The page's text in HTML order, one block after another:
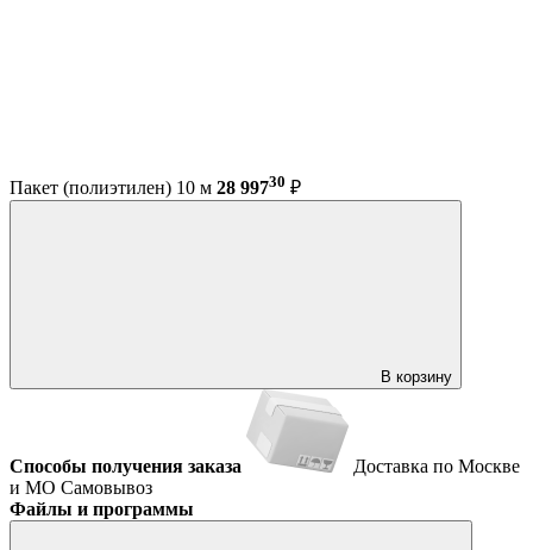
Пакет (полиэтилен) 10 м 28 99730 ₽
В корзину
Способы получения заказа
Доставка по Москве
и МО Самовывоз
Файлы и программы